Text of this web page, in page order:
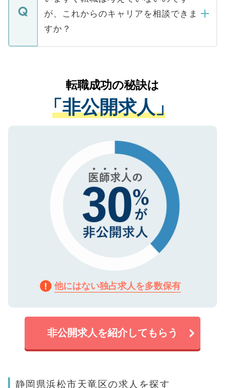
に、医療機関が求める条件に合った人材の
みを人材紹介会社に依頼するケースが増え
ています。
などで収集したご登録者様の個人情報は、
ご本人のキャリアアップおよび転職活動の
支援を目的に使用いたします。お預かりし
ているすべての個人データはご本人の許可
は、個人情報の取り扱いについての厳密な
管理基準を満たした事業者のみに付与され
る、プライバシーマークを取得済みです。
で、機密保持に関してもご安心ください。
が、これからのキャリアを相談できま
すか？
かがいして、現在の医療機関の状況や紹介
経験をまじえながら、適切なアドバイスを
させていただきます。すぐにご転職をされ
ない方には、長期的なサポートが可能です
ので、まずはご登録ください。
転職成功の秘訣は
「非公開求人」
他にはない独占求人を多数保有
非公開求人を紹介してもらう
静岡県浜松市天竜区の求人を探す